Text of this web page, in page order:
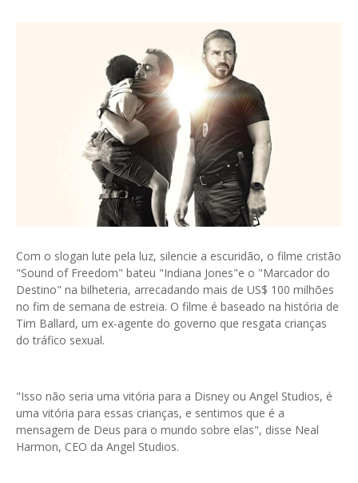
Com o slogan lute pela luz, silencie a escuridão, o filme cristão
"Sound of Freedom" bateu "Indiana Jones"e o "Marcador do
Destino" na bilheteria, arrecadando mais de US$ 100 milhões
no fim de semana de estreia. O filme é baseado na história de
Tim Ballard, um ex-agente do governo que resgata crianças
do tráfico sexual.
"Isso não seria uma vitória para a Disney ou Angel Studios, é
uma vitória para essas crianças, e sentimos que é a
mensagem de Deus para o mundo sobre elas", disse Neal
Harmon, CEO da Angel Studios.